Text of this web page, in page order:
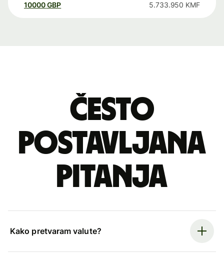
10000 GBP 5.733.950 KMF
Često
postavljana
pitanja
Kako pretvaram valute?